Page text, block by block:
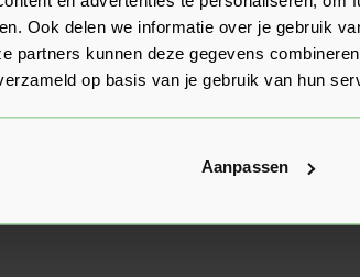
Ook delen we informatie over je gebruik
partners kunnen deze gegevens
op basis van je gebruik van hun
Aanpassen